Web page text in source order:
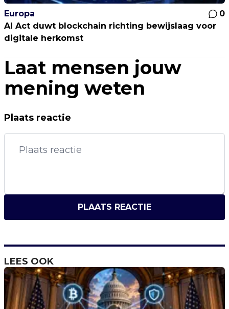
Europa
0
AI Act duwt blockchain richting bewijslaag voor
digitale herkomst
Laat mensen jouw
mening weten
Plaats reactie
PLAATS REACTIE
LEES OOK